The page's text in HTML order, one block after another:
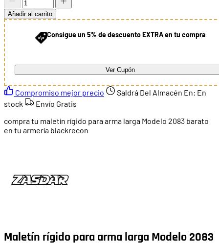
Añadir al carrito
Consigue un 5% de descuento EXTRA en tu compra
Ver Cupón
Compromiso mejor precio Saldrá Del Almacén En: En
stock
Envío Gratis
compra tu maletín rígido para arma larga Modelo 2083 barato
en tu armería blackrecon
Maletín rígido para arma larga Modelo 2083